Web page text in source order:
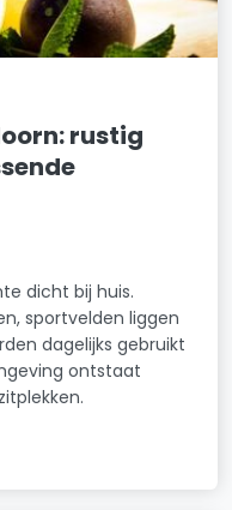
rustig
dicht bij huis.
sportvelden liggen
dagelijks gebruikt
ontstaat